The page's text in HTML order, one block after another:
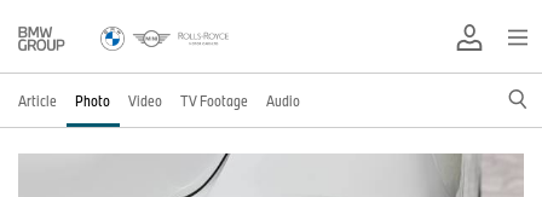
Article Photo Video TV Footage Audio